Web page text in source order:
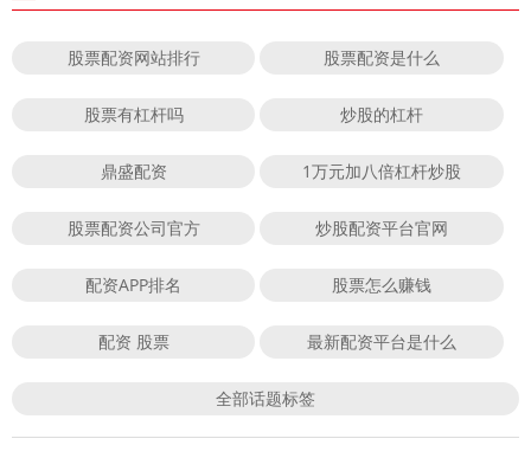
股票配资网站排行 股票配资是什么
股票有杠杆吗 炒股的杠杆
鼎盛配资 1万元加八倍杠杆炒股
股票配资公司官方 炒股配资平台官网
配资APP排名 股票怎么赚钱
配资 股票 最新配资平台是什么
全部话题标签